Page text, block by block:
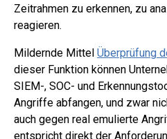
Zeitrahmen zu erkennen, zu
reagieren.
Mildernde Mittel Überprüfung
dieser Funktion können
SIEM-, SOC- und
Angriffe abfangen, und zwar
auch gegen real emulierte
entspricht direkt der